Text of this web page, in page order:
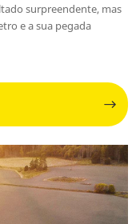
surpreendente, mas
e a sua pegada